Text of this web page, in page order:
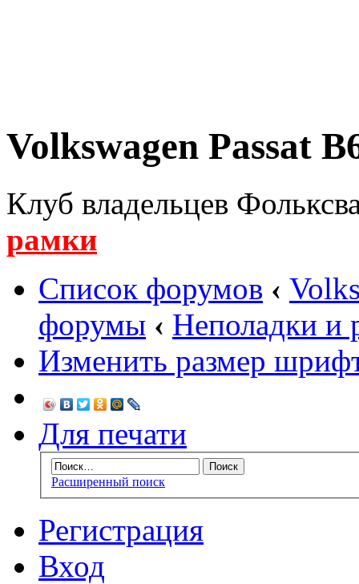
Volkswagen Passat
Клуб владельцев
рамки
Список форумов ‹
форумы ‹ Неполадки и
Изменить размер
Для печати
Расширенный поиск
Регистрация
Вход